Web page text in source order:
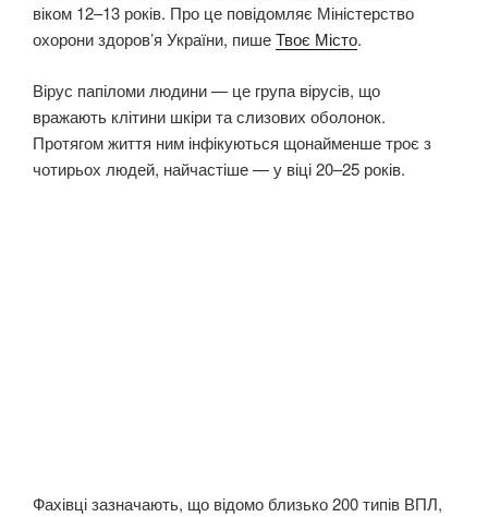
віком 12–13 років. Про це повідомляє Міністерство
охорони здоров’я України, пишеТвоє Місто.
Вірус папіломи людини — це група вірусів, що
вражають клітини шкіри та слизових оболонок.
Протягом життя ним інфікуються щонайменше троє з
чотирьох людей, найчастіше — у віці 20–25 років.
Фахівці зазначають, що відомо близько 200 типів ВПЛ,